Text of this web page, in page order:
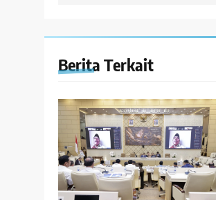
Berita Terkait